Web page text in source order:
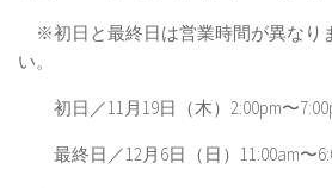
※初日と最終日は営業時間が異なり
い。
初日／11月19日（木）2:00pm〜
最終日／12月6日（日）11:00am〜